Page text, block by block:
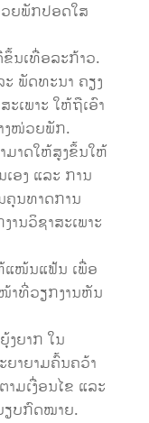
ຍພັກປອດໃສ
ນເທື່ອລະກ້າວ.
ພັດທະນາ ຄຽງ
ເພາະ ໃຫ້ຖືເອົາ
ງໜ່ວຍພັກ.
າດໃຫ້ສູງຂຶ້ນໃຫ້
ອງ ແລະ ການ
ຄຸນທາດການ
ນວິຊາສະເພາະ
ແໜ້ນແຟ້ນ ເພື່ອ
າທີ່ວຽກງານຫັນ
ຍາກ ໃນ
າຍາມຄົ້ນຄວ້າ
ມເງື່ອນໄຂ ແລະ
ຽບກົດໝາຍ.